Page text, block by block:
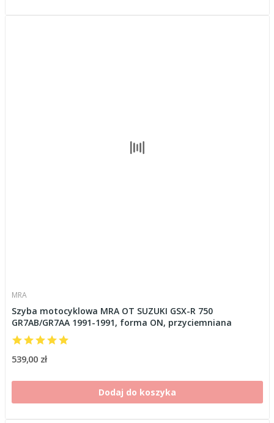
MRA
Szyba motocyklowa MRA OT SUZUKI GSX-R 750
GR7AB/GR7AA 1991-1991, forma ON, przyciemniana
539,00 zł
Dodaj do koszyka